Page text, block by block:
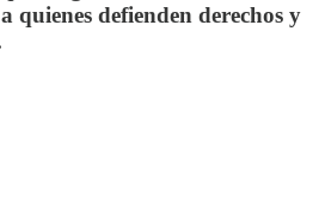
quienes defienden derechos y